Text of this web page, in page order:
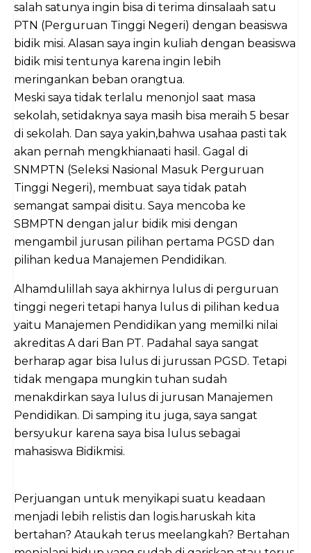
salah satunya ingin bisa di terima dinsalaah satu
PTN (Perguruan Tinggi Negeri) dengan beasiswa
bidik misi. Alasan saya ingin kuliah dengan beasiswa
bidik misi tentunya karena ingin lebih
meringankan beban orangtua.
Meski saya tidak terlalu menonjol saat masa
sekolah, setidaknya saya masih bisa meraih 5 besar
di sekolah. Dan saya yakin,bahwa usahaa pasti tak
akan pernah mengkhianaati hasil. Gagal di
SNMPTN (Seleksi Nasional Masuk Perguruan
Tinggi Negeri), membuat saya tidak patah
semangat sampai disitu. Saya mencoba ke
SBMPTN dengan jalur bidik misi dengan
mengambil jurusan pilihan pertama PGSD dan
pilihan kedua Manajemen Pendidikan.
Alhamdulillah saya akhirnya lulus di perguruan
tinggi negeri tetapi hanya lulus di pilihan kedua
yaitu Manajemen Pendidikan yang memilki nilai
akreditas A dari Ban PT. Padahal saya sangat
berharap agar bisa lulus di jurussan PGSD. Tetapi
tidak mengapa mungkin tuhan sudah
menakdirkan saya lulus di jurusan Manajemen
Pendidikan. Di samping itu juga, saya sangat
bersyukur karena saya bisa lulus sebagai
mahasiswa Bidikmisi.
Perjuangan untuk menyikapi suatu keadaan
menjadi lebih relistis dan logis.haruskah kita
bertahan? Ataukah terus meelangkah? Bertahan